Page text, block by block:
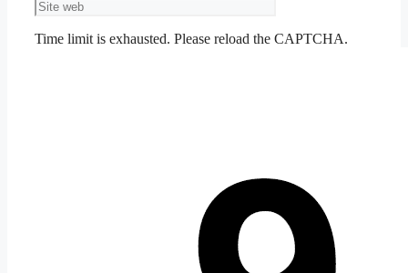
Time limit is exhausted. Please reload the CAPTCHA.